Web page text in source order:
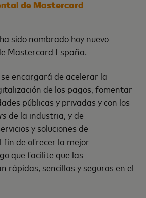
de Mastercard
sido nombrado hoy nuevo
Mastercard España.
se encargará de acelerar la
de los pagos, fomentar
públicas y privadas y con los
de la industria, y de
y soluciones de
fin de ofrecer la mejor
que facilite que las
rápidas, sencillas y seguras en el